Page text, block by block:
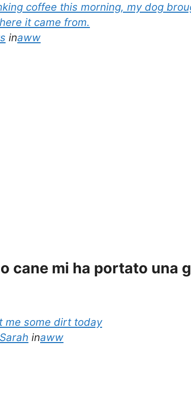
coffee this morning, my dog
it came from.
inaww
cane mi ha portato una
me some dirt today
inaww